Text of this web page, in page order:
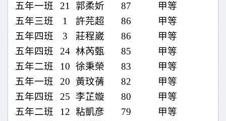
五年一班
21 郭柔妡 87
甲等
五年三班
1 許芫超 86
甲等
五年四班
3 莊程崴 86
甲等
五年四班
24 林芮甄 85
甲等
五年二班
10 徐秉榮 83
甲等
五年一班
20 黃玟蒨 82
甲等
五年四班
25 李芷嫙 80
甲等
五年二班
12 粘凱彦 79
甲等